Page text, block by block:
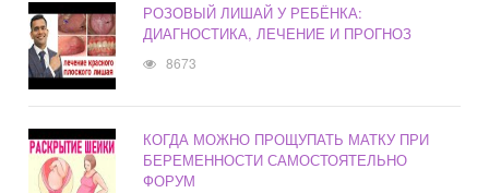
РОЗОВЫЙ ЛИШАЙ У РЕБЁНКА:
ДИАГНОСТИКА, ЛЕЧЕНИЕ И ПРОГНОЗ
8673
КОГДА МОЖНО ПРОЩУПАТЬ МАТКУ ПРИ
БЕРЕМЕННОСТИ САМОСТОЯТЕЛЬНО
ФОРУМ